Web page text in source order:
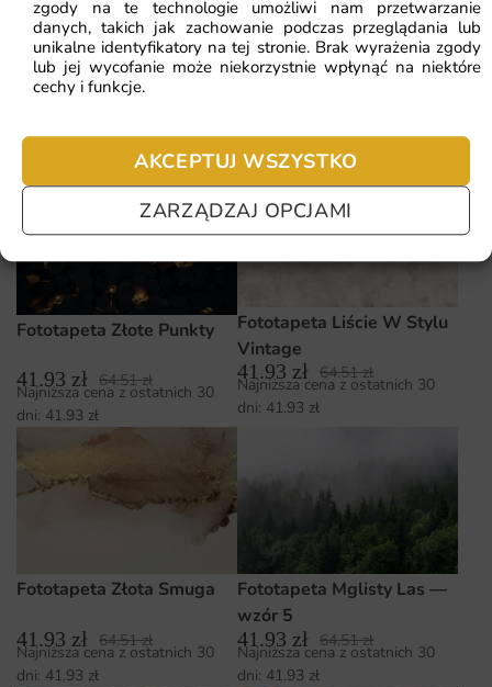
zgody na te technologie umożliwi nam przetwarzanie
danych, takich jak zachowanie podczas przeglądania lub
unikalne identyfikatory na tej stronie. Brak wyrażenia zgody
lub jej wycofanie może niekorzystnie wpłynąć na niektóre
cechy i funkcje.
AKCEPTUJ WSZYSTKO
ZARZĄDZAJ OPCJAMI
Fototapeta Pióropusze w
41.93zł 64.51zł
Najniższa cena z ostatnich 30
Fototapeta Akwarelowe
dni:41.93zł
Fototapeta Złote Punkty
41.93 zł 64.51zł
Najniższa cena z ostatnich 30
dni: 41.93 zł
Fototapeta Liście W Stylu
Vintage
41.93 zł 64.51zł
Najniższa cena z ostatnich 30
dni: 41.93 zł
Fototapeta Złota Smuga
41.93 zł 64.51zł
Najniższa cena z ostatnich 30
dni: 41.93 zł
Fototapeta Mglisty Las —
wzór 5
41.93 zł 64.51zł
Najniższa cena z ostatnich 30
dni: 41.93 zł